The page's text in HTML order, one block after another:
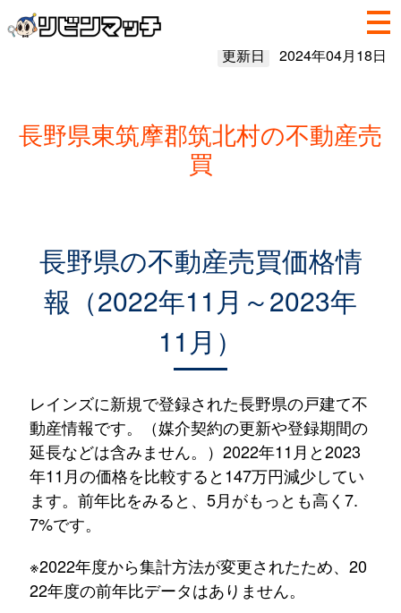
更新日 2024年04月18日
長野県東筑摩郡筑北村の不動産売
買
長野県の不動産売買価格情
報（2022年11月～2023年
11月）
レインズに新規で登録された長野県の戸建て不
動産情報です。（媒介契約の更新や登録期間の
延長などは含みません。）2022年11月と2023
年11月の価格を比較すると147万円減少してい
ます。前年比をみると、5月がもっとも高く7.
7%です。
※2022年度から集計方法が変更されたため、20
22年度の前年比データはありません。